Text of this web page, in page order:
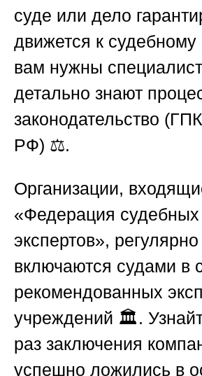
суде или дело
движется к судебному
вам нужны
детально знают
законодательство
РФ) ⚖️.
Организации,
«Федерация судебных
экспертов», регулярно
включаются судами в
рекомендованных
учреждений 🏛️.
раз заключения
успешно ложились в